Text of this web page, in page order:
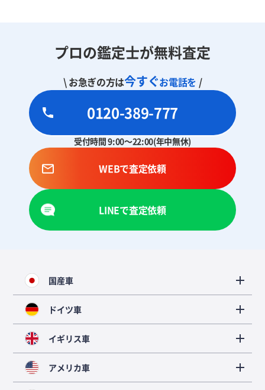
プロの鑑定士が無料査定
\ お急ぎの方は今すぐお電話を /
0120-389-777
受付時間 9:00～22:00(年中無休)
WEBで査定依頼
LINEで査定依頼
国産車
ドイツ車
イギリス車
アメリカ車